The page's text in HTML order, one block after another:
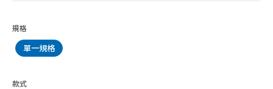
電視遊樂器、週邊
家用投影機、配件
規格
單一規格
款式